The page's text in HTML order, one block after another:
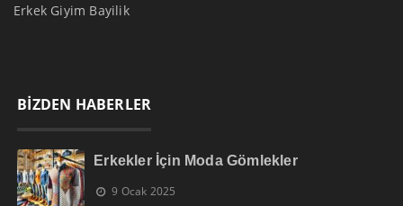
Erkek Giyim Bayilik
BİZDEN HABERLER
Erkekler İçin Moda Gömlekler
9 Ocak 2025